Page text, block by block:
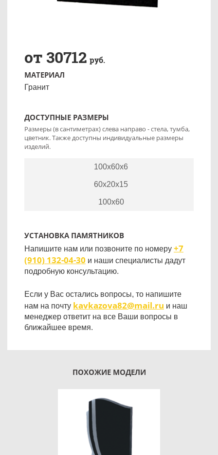
от 30712 руб.
МАТЕРИАЛ
Гранит
ДОСТУПНЫЕ РАЗМЕРЫ
Размеры (в сантиметрах) слева направо - стела, тумба,
цветник. Также доступны индивидуальные размеры
изделий.
100x60x6
60x20x15
100x60
УСТАНОВКА ПАМЯТНИКОВ
Напишите нам или позвоните по номеру +7
(910) 132-04-30 и наши специалисты дадут
подробную консультацию.
Если у Вас остались вопросы, то напишите
нам на почту kavkazova82@mail.ru и наш
менеджер ответит на все Ваши вопросы в
ближайшее время.
ПОХОЖИЕ МОДЕЛИ